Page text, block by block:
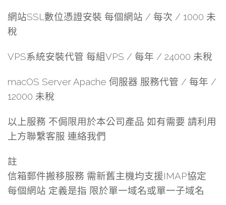
網站SSL數位憑證安裝 每個網站 / 每次 / 1000 未
稅
VPS系統安裝代管 每組VPS / 每年 / 24000 未稅
macOS Server Apache 伺服器 服務代管 / 每年 /
12000 未稅
以上服務 不侷限用於本公司產品 如有需要 請利用
上方聯繫客服 連絡我們
註
信箱郵件搬移服務 需新舊主機均支援IMAP協定
每個網站 定義是指 限於單一域名或單一子域名